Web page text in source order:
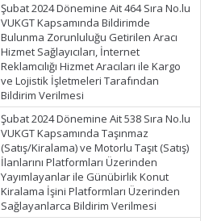
Şubat 2024 Dönemine Ait 464 Sıra No.lu
VUKGT Kapsamında Bildirimde
Bulunma Zorunluluğu Getirilen Aracı
Hizmet Sağlayıcıları, İnternet
Reklamcılığı Hizmet Aracıları ile Kargo
ve Lojistik İşletmeleri Tarafından
Bildirim Verilmesi
Şubat 2024 Dönemine Ait 538 Sıra No.lu
VUKGT Kapsamında Taşınmaz
(Satış/Kiralama) ve Motorlu Taşıt (Satış)
İlanlarını Platformları Üzerinden
Yayımlayanlar ile Günübirlik Konut
Kiralama İşini Platformları Üzerinden
Sağlayanlarca Bildirim Verilmesi